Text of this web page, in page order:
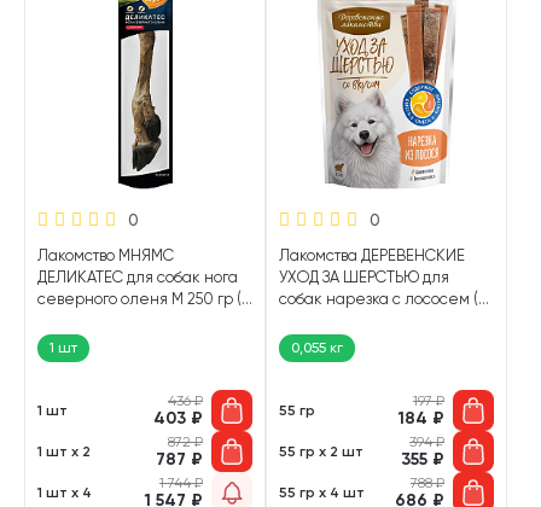
0
Лакомство МНЯМС
ДЕЛИКАТЕС для собак нога
северного оленя М 250 гр (1
1 шт
1 шт
436₽
403 ₽
1 шт х 2
872₽
787 ₽
1 шт х 4
1 744₽
1 547 ₽
0
Лакомства ДЕРЕВЕНСКИЕ
УХОД ЗА ШЕРСТЬЮ для
собак нарезка с лососем (55
0,055 кг
55 гр
197₽
184 ₽
55 гр х 2 шт
394₽
355 ₽
55 гр х 4 шт
788₽
686 ₽